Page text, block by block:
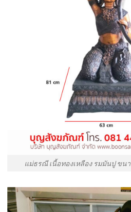
แม่ธรณี เนื้อทองเหลือง รมมันปู ขน